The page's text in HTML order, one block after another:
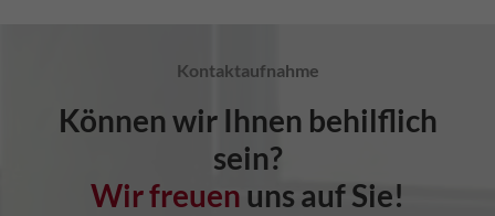
Kontaktaufnahme
Können wir Ihnen behilflich
sein?
Wir freuen uns auf Sie!